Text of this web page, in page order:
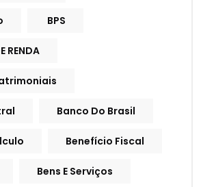
BPS
RENDA
Banco Do Brasil
Benefício Fiscal
Bens E Serviços